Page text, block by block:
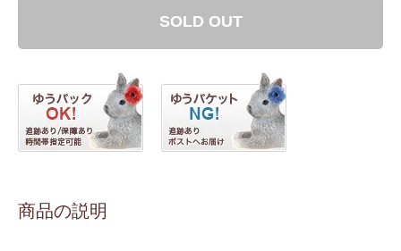
SOLD OUT
商品の説明